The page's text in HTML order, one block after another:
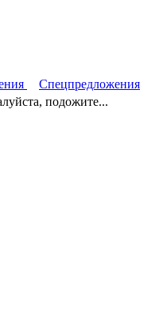
Спецпредложения
подожите...